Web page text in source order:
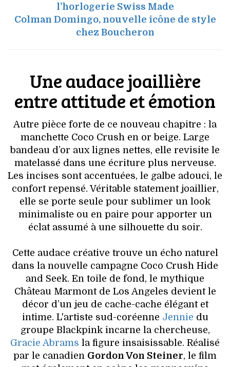
l’horlogerie Swiss Made
Colman Domingo, nouvelle icône de style
chez Boucheron
Une audace joaillière
entre attitude et émotion
Autre pièce forte de ce nouveau chapitre : la
manchette Coco Crush en or beige. Large
bandeau d’or aux lignes nettes, elle revisite le
matelassé dans une écriture plus nerveuse.
Les incises sont accentuées, le galbe adouci, le
confort repensé. Véritable statement joaillier,
elle se porte seule pour sublimer un look
minimaliste ou en paire pour apporter un
éclat assumé à une silhouette du soir.
Cette audace créative trouve un écho naturel
dans la nouvelle campagne Coco Crush Hide
and Seek. En toile de fond, le mythique
Château Marmont de Los Angeles devient le
décor d’un jeu de cache-cache élégant et
intime. L'artiste sud-coréenne Jennie du
groupe Blackpink incarne la chercheuse,
Gracie Abrams la figure insaisissable. Réalisé
par le canadien Gordon Von Steiner, le film